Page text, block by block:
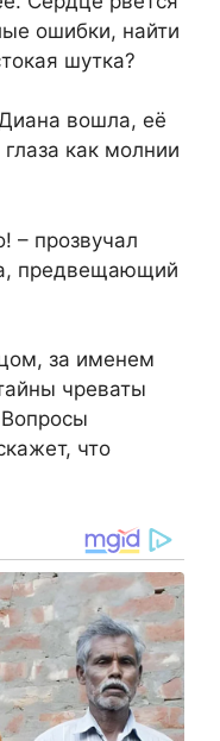
ошибки, найти
шутка?
вошла, её
как молнии
– прозвучал
предвещающий
за именем
чреваты
что